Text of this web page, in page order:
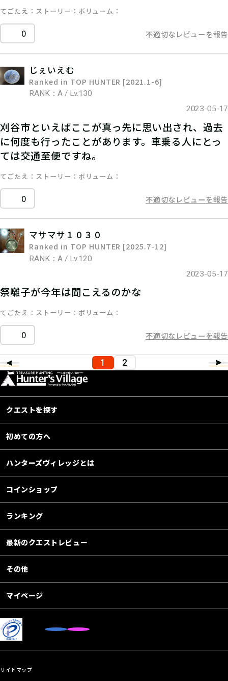
てごたえ ストーリー ボリューム
0 不適切なレビューを報告
じぇいえむ
Ranked in TOP HUNTER [2021.1-6]
RANK：A / Lv.130
2023-05-17
刈谷市といえばここが真っ先に思い出され、過去
に何度も行ったことがあります。車乗る人にとっ
ては交通至便ですね。
てごたえ ストーリー ボリューム
0 不適切なレビューを報告
マサマサ１０３０
Ranked in TOP HUNTER [2025.7-12]
RANK：A / Lv.120
2023-05-17
祭囃子が今年は聞こえるのかな
てごたえ ストーリー ボリューム
0 不適切なレビューを報告
1 2
クエストを探す
初めての方へ
ハンターズヴィレッジとは
コインショップ
ランキング
最新のクエストレビュー
その他
マイページ
サイトマップ